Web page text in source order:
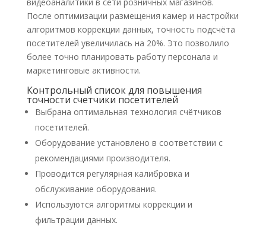
После оптимизации размещения камер и настройки
алгоритмов коррекции данных, точность подсчёта
посетителей увеличилась на 20%. Это позволило
более точно планировать работу персонала и
маркетинговые активности.​
Контрольный список для повышения
точности счетчики посетителей
Выбрана оптимальная технология счётчиков
посетителей.​
Оборудование установлено в соответствии с
рекомендациями производителя.​
Проводится регулярная калибровка и
обслуживание оборудования.​
Используются алгоритмы коррекции и
фильтрации данных.​